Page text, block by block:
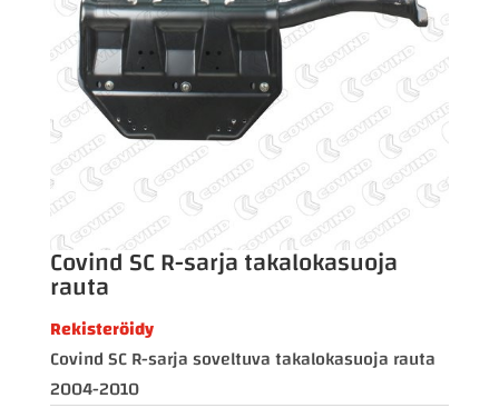
Covind SC R-sarja takalokasuoja
rauta
Rekisteröidy
Covind SC R-sarja soveltuva takalokasuoja rauta
2004-2010